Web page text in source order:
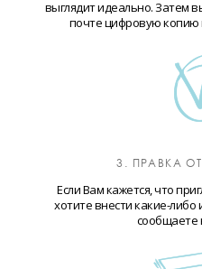
выглядит идеально. Затем
почте цифровую копию
3. ПРАВКА
Если Вам кажется, что
хотите внести какие-
сообщаете